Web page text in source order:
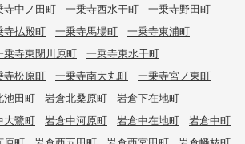
寺中ノ田町 一乗寺西水干町
一乗寺野田町
寺払殿町 一乗寺馬場町
一乗寺東浦町
乗寺東閉川原町
一乗寺東水干町
寺松原町 一乗寺南大丸町
一乗寺宮ノ東町
池田町 岩倉北桑原町
岩倉下在地町
大鷺町 岩倉中河原町 岩倉中在地町
岩倉中町